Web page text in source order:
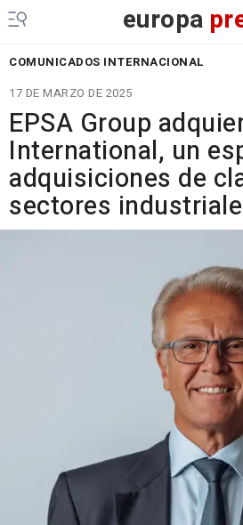
europa
COMUNICADOS INTERNACIONAL
17 DE MARZO DE 2025
EPSA Group
International, un
adquisiciones de
sectores